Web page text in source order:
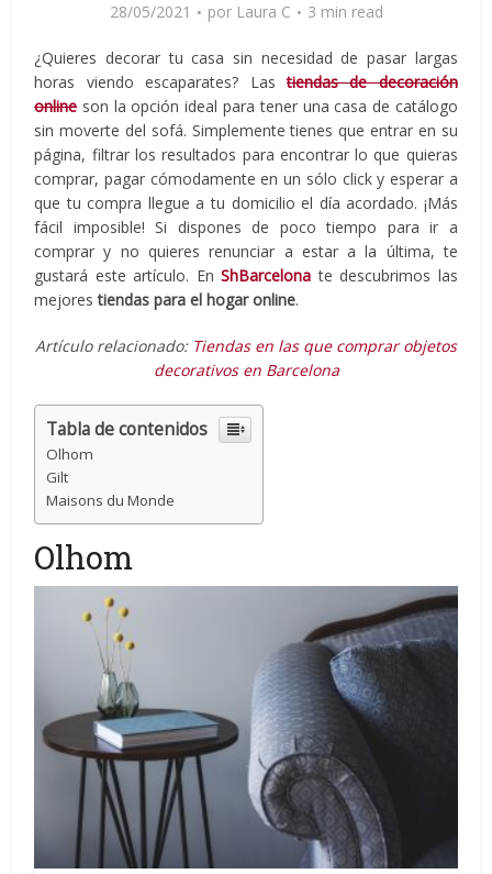
28/05/2021 por Laura C 3 min read
¿Quieres decorar tu casa sin necesidad de pasar largas
horas viendo escaparates? Lastiendas de decoración
onlineson la opción ideal para tener una casa de catálogo
sin moverte del sofá. Simplemente tienes que entrar en su
página, filtrar los resultados para encontrar lo que quieras
comprar, pagar cómodamente en un sólo click y esperar a
que tu compra llegue a tu domicilio el día acordado. ¡Más
fácil imposible! Si dispones de poco tiempo para ir a
comprar y no quieres renunciar a estar a la última, te
gustará este artículo. EnShBarcelona te descubrimos las
mejorestiendas para el hogar online.
Artículo relacionado: Tiendas en las que comprar objetos
decorativos en Barcelona
Tabla de contenidos
Olhom
Gilt
Maisons du Monde
Olhom